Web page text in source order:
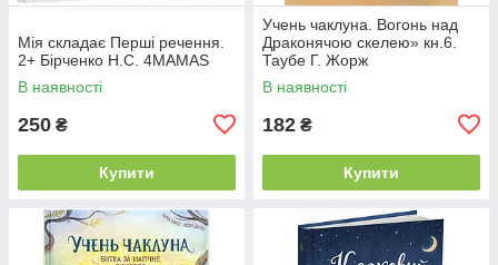
Мія складає Перші речення.
2+ Бірченко Н.С. 4MAMAS
В наявності
250 ₴
Купити
Учень чаклуна. Вогонь над
Драконячою скелею» кн.6.
Таубе Г. Жорж
В наявності
182 ₴
Купити